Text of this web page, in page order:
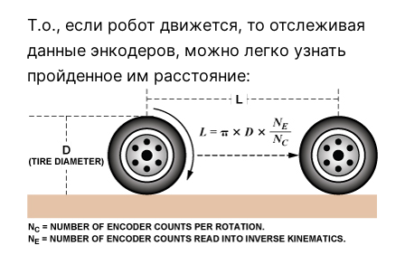
Т.о., если робот движется, то отслеживая
данные энкодеров, можно легко узнать
пройденное им расстояние: